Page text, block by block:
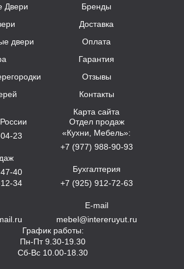
Двери
двери
Бренды
Доставка
Оплата
Гарантия
Отзывы
Контакты
Карта сайта
23
40
34
Отдел продаж
«Кухни, Мебель»:
+7 (977) 988-90-93
Бухгалтерия
+7 (925) 912-72-63
E-mail
mebel@intereruyut.ru
График работы:
Пн-Пт 9.30-19.30
Сб-Вс 10.00-18.30